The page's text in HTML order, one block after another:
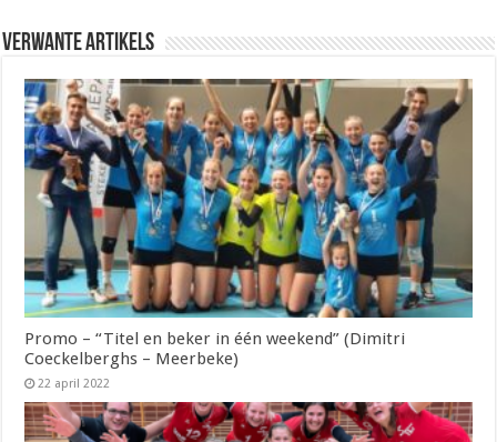
Verwante artikels
Promo – “Titel en beker in één weekend” (Dimitri
Coeckelberghs – Meerbeke)
22 april 2022